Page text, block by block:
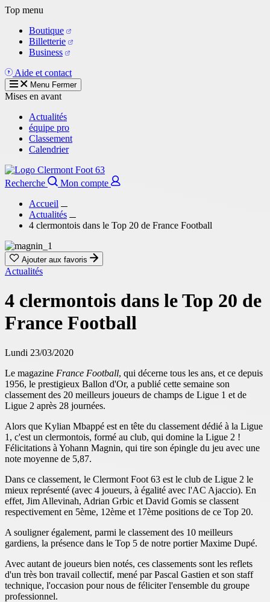
Aller
contenu
principal
Top menu
Boutique
Billetterie
Business
Aide et contact
Menu Fermer
Mises en avant
Actualités
équipe pro
Classement
Calendrier
Recherche
Mon compte
Accueil
Actualités
4 clermontois dans le Top 20 de France Football
Ajouter aux favoris
Actualités
4 clermontois dans le Top 20 de
France Football
Lundi 23/03/2020
Le magazine France Football, qui décerne tous les ans, et ce depuis
1956, le prestigieux Ballon d'Or, a publié cette semaine son
classement des 20 meilleurs joueurs de champs de Ligue 1 et de
Ligue 2 après 28 journées.
Alors que Kylian Mbappé est en tête du classement dédié à la Ligue
1, c'est un clermontois, formé au club, qui domine la Ligue 2 !
Félicitations à Yohann Magnin, qui tire son épingle du jeu avec une
note moyenne de 5,87.
Dans ce classement, le Clermont Foot 63 est le club de Ligue 2 le
mieux représenté (avec 4 joueurs, à égalité avec l'AC Ajaccio). En
effet, Jim Allevinah, Adrian Grbic et David Gomis se classent
respectivement en 5ème, 12ème et 17ème positions de ce Top 20.
A souligner également, parmi le classement des 10 meilleurs
gardiens, la présence dans le Top 5 de notre portier Maxime Dupé.
Avec autant de joueurs bien notés, ces classements sont les reflets
d'un très bon travail collectif, mené par Pascal Gastien et son staff
technique, l'occasion pour nous de féliciter l'ensemble du groupe
professionnel.